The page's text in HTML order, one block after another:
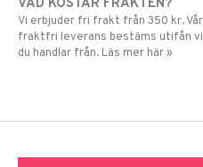
VAD KOSTAR FRAKTEN?
Vi erbjuder fri frakt från 350 kr.
fraktfri leverans bestäms utifån
du handlar från. Läs mer här »